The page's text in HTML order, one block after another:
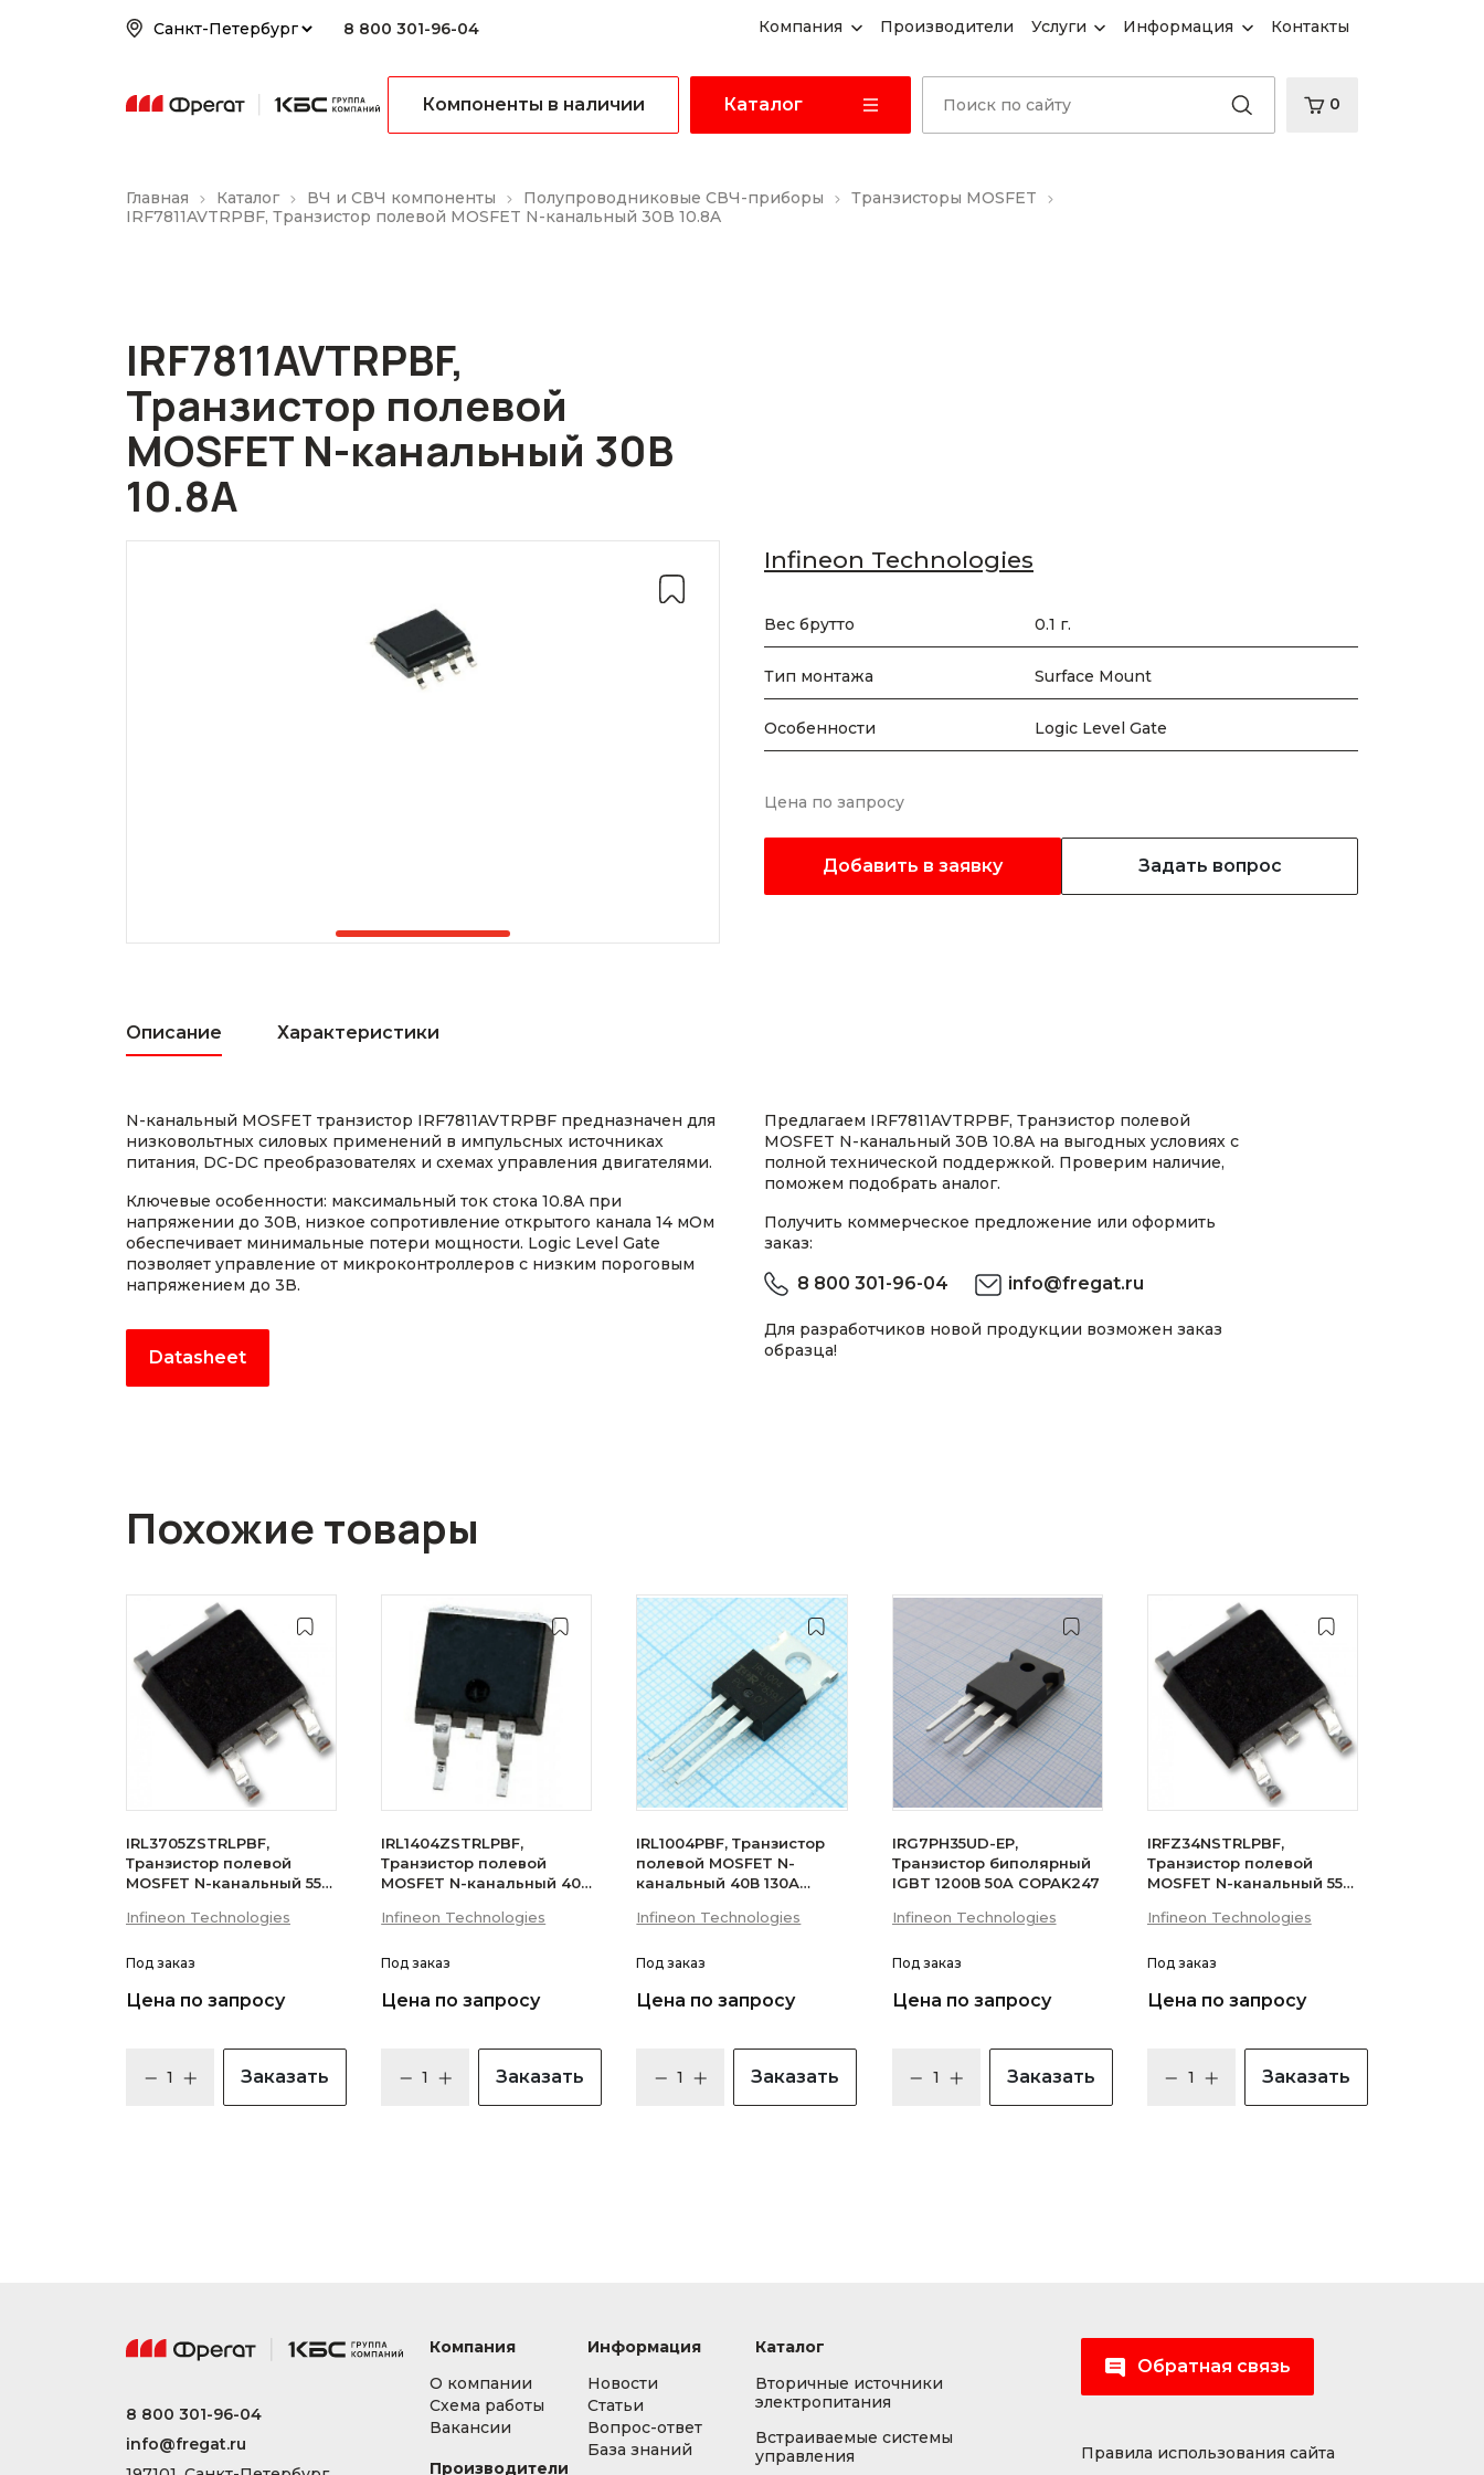
8 800 301-96-04 Компания Производители Услуги Информация Контакты
Компоненты в наличии Каталог 0
Главная Каталог ВЧ и СВЧ компоненты Полупроводниковые СВЧ-приборы
Транзисторы MOSFET
IRF7811AVTRPBF, Транзистор полевой MOSFET N-канальный 30В 10.8A
IRF7811AVTRPBF,
Транзистор полевой
MOSFET N-канальный 30В
10.8A
Infineon Technologies
Вес брутто 0.1 г.
Тип монтажа Surface Mount
Особенности Logic Level Gate
Цена по запросу
Добавить в заявку Задать вопрос
Описание Характеристики
N-канальный MOSFET транзистор IRF7811AVTRPBF предназначен для
низковольтных силовых применений в импульсных источниках
питания, DC-DC преобразователях и схемах управления двигателями.
Ключевые особенности: максимальный ток стока 10.8A при
напряжении до 30В, низкое сопротивление открытого канала 14 мОм
обеспечивает минимальные потери мощности. Logic Level Gate
позволяет управление от микроконтроллеров с низким пороговым
напряжением до 3В.
Datasheet
Предлагаем IRF7811AVTRPBF, Транзистор полевой
MOSFET N-канальный 30В 10.8A на выгодных условиях с
полной технической поддержкой. Проверим наличие,
поможем подобрать аналог.
Получить коммерческое предложение или оформить
заказ:
8 800 301-96-04 info@fregat.ru
Для разработчиков новой продукции возможен заказ
образца!
Похожие товары
IRL3705ZSTRLPBF,
Транзистор полевой
MOSFET N-канальный 55В
Infineon Technologies
Под заказ
Цена по запросу
Заказать
IRL1404ZSTRLPBF,
Транзистор полевой
MOSFET N-канальный 40В
Infineon Technologies
Под заказ
Цена по запросу
Заказать
IRL1004PBF, Транзистор
полевой MOSFET N-
канальный 40В 130А
Infineon Technologies
Под заказ
Цена по запросу
Заказать
IRG7PH35UD-EP,
Транзистор биполярный
IGBT 1200В 50A COPAK247
Infineon Technologies
Под заказ
Цена по запросу
Заказать
IRFZ34NSTRLPBF,
Транзистор полевой
MOSFET N-канальный 55В
лента на катушке
Infineon Technologies
Под заказ
Цена по запросу
Заказать
8 800 301-96-04
info@fregat.ru
Компания
О компании
Схема работы
Вакансии
Производители
Информация
Новости
Статьи
Вопрос-ответ
База знаний
Каталог
Вторичные источники
электропитания
Встраиваемые системы
управления
Обратная связь
Правила использования сайта